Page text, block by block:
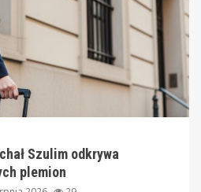
Szulim odkrywa
plemion